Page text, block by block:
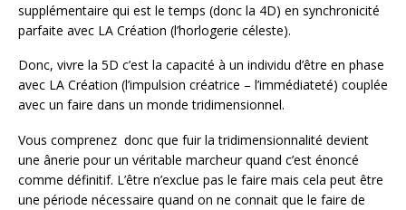
supplémentaire qui est le temps (donc la 4D) en synchronicité
parfaite avec LA Création (l’horlogerie céleste).
Donc, vivre la 5D c’est la capacité à un individu d’être en phase
avec LA Création (l’impulsion créatrice – l’immédiateté) couplée
avec un faire dans un monde tridimensionnel.
Vous comprenez donc que fuir la tridimensionnalité devient
une ânerie pour un véritable marcheur quand c’est énoncé
comme définitif. L’être n’exclue pas le faire mais cela peut être
une période nécessaire quand on ne connait que le faire de